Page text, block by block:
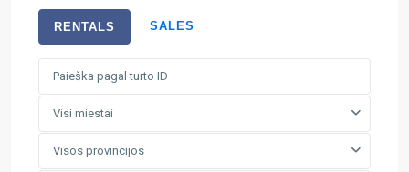
RENTALS SALES
Visi miestai
Visos provincijos